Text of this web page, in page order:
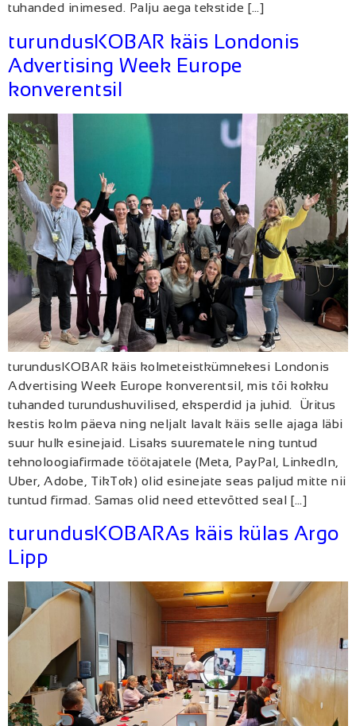
tuhanded inimesed. Palju aega tekstide […]
turundusKOBAR käis Londonis
Advertising Week Europe
konverentsil
turundusKOBAR käis kolmeteistkümnekesi Londonis
Advertising Week Europe konverentsil, mis tõi kokku
tuhanded turundushuvilised, eksperdid ja juhid. Üritus
kestis kolm päeva ning neljalt lavalt käis selle ajaga läbi
suur hulk esinejaid. Lisaks suurematele ning tuntud
tehnoloogiafirmade töötajatele (Meta, PayPal, LinkedIn,
Uber, Adobe, TikTok) olid esinejate seas paljud mitte nii
tuntud firmad. Samas olid need ettevõtted seal […]
turundusKOBARAs käis külas Argo
Lipp